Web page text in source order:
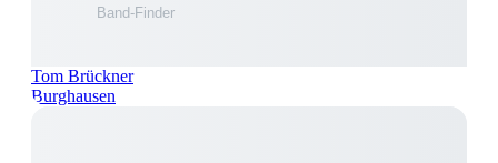
Tom Brückner
Burghausen